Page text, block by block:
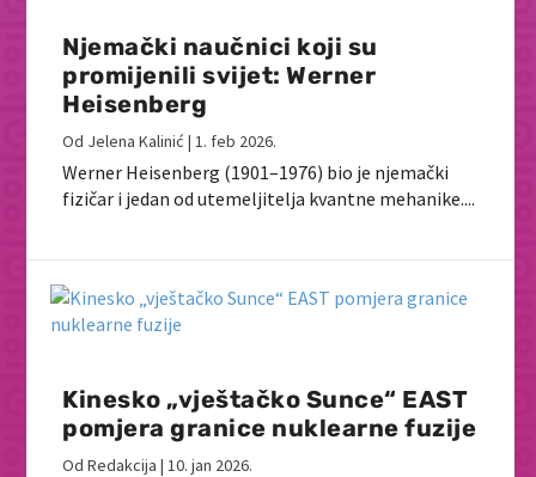
Njemački naučnici koji su
promijenili svijet: Werner
Heisenberg
Od Jelena Kalinić |1. feb 2026.
Werner Heisenberg (1901–1976) bio je njemački
fizičar i jedan od utemeljitelja kvantne mehanike....
Kinesko „vještačko Sunce“ EAST
pomjera granice nuklearne fuzije
OdRedakcija |10. jan 2026.